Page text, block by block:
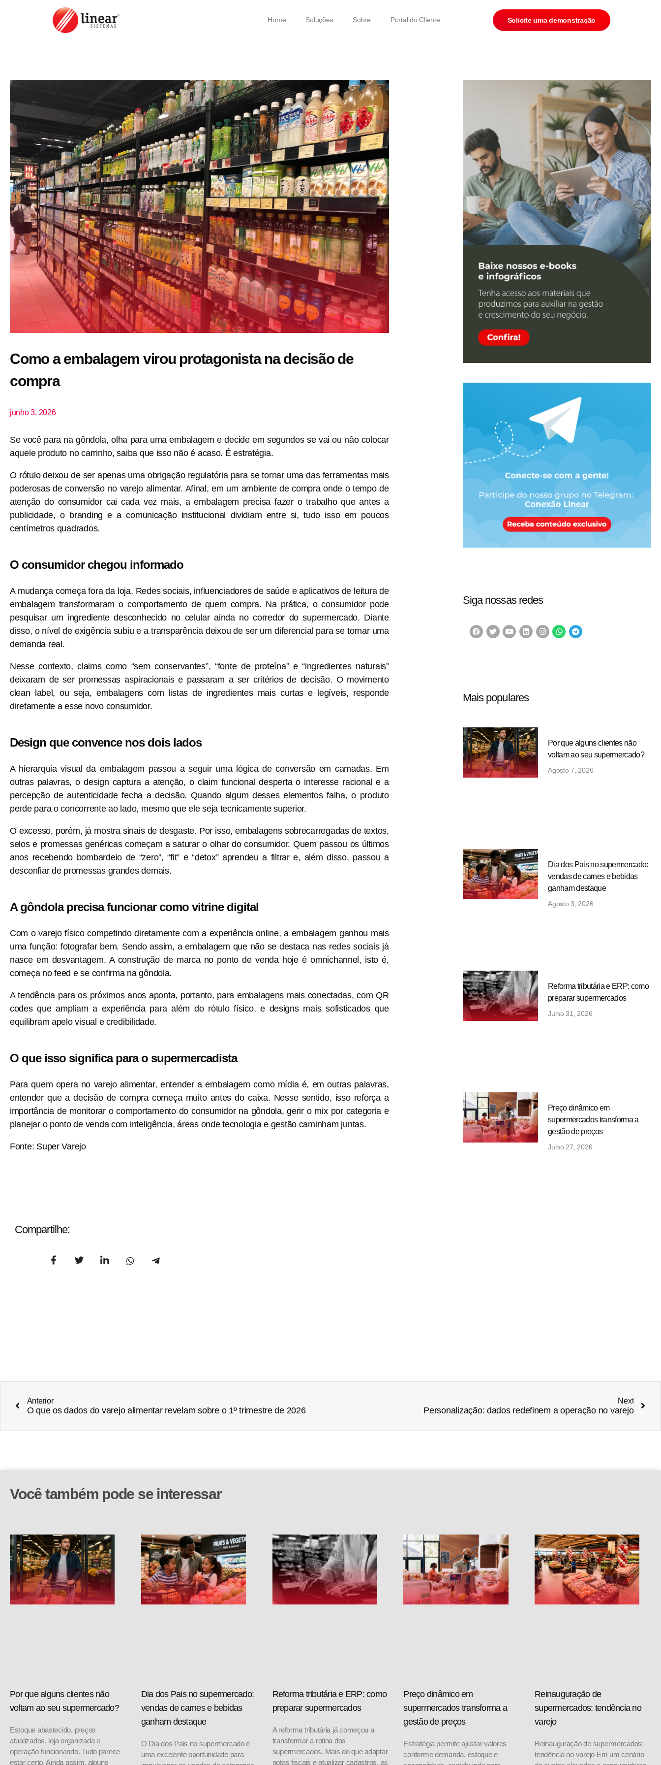
Home Soluções Sobre Portal do Cliente Solicite uma demonstração
Como a embalagem virou protagonista na decisão de
compra
junho 3, 2026
Se você para na gôndola, olha para uma embalagem e decide em segundos se vai ou não colocar
aquele produto no carrinho, saiba que isso não é acaso. É estratégia.
O rótulo deixou de ser apenas uma obrigação regulatória para se tornar uma das ferramentas mais
poderosas de conversão no varejo alimentar. Afinal, em um ambiente de compra onde o tempo de
atenção do consumidor cai cada vez mais, a embalagem precisa fazer o trabalho que antes a
publicidade, o branding e a comunicação institucional dividiam entre si, tudo isso em poucos
centímetros quadrados.
O consumidor chegou informado
A mudança começa fora da loja. Redes sociais, influenciadores de saúde e aplicativos de leitura de
embalagem transformaram o comportamento de quem compra. Na prática, o consumidor pode
pesquisar um ingrediente desconhecido no celular ainda no corredor do supermercado. Diante
disso, o nível de exigência subiu e a transparência deixou de ser um diferencial para se tornar uma
demanda real.
Nesse contexto, claims como “sem conservantes”, “fonte de proteína” e “ingredientes naturais”
deixaram de ser promessas aspiracionais e passaram a ser critérios de decisão. O movimento
clean label, ou seja, embalagens com listas de ingredientes mais curtas e legíveis, responde
diretamente a esse novo consumidor.
Design que convence nos dois lados
A hierarquia visual da embalagem passou a seguir uma lógica de conversão em camadas. Em
outras palavras, o design captura a atenção, o claim funcional desperta o interesse racional e a
percepção de autenticidade fecha a decisão. Quando algum desses elementos falha, o produto
perde para o concorrente ao lado, mesmo que ele seja tecnicamente superior.
O excesso, porém, já mostra sinais de desgaste. Por isso, embalagens sobrecarregadas de textos,
selos e promessas genéricas começam a saturar o olhar do consumidor. Quem passou os últimos
anos recebendo bombardeio de “zero”, “fit” e “detox” aprendeu a filtrar e, além disso, passou a
desconfiar de promessas grandes demais.
A gôndola precisa funcionar como vitrine digital
Com o varejo físico competindo diretamente com a experiência online, a embalagem ganhou mais
uma função: fotografar bem. Sendo assim, a embalagem que não se destaca nas redes sociais já
nasce em desvantagem. A construção de marca no ponto de venda hoje é omnichannel, isto é,
começa no feed e se confirma na gôndola.
A tendência para os próximos anos aponta, portanto, para embalagens mais conectadas, com QR
codes que ampliam a experiência para além do rótulo físico, e designs mais sofisticados que
equilibram apelo visual e credibilidade.
O que isso significa para o supermercadista
Para quem opera no varejo alimentar, entender a embalagem como mídia é, em outras palavras,
entender que a decisão de compra começa muito antes do caixa. Nesse sentido, isso reforça a
importância de monitorar o comportamento do consumidor na gôndola, gerir o mix por categoria e
planejar o ponto de venda com inteligência, áreas onde tecnologia e gestão caminham juntas.
Fonte: Super Varejo
Compartilhe:
Siga nossas redes
Mais populares
Por que alguns clientes não
voltam ao seu supermercado?
Agosto 7, 2026
Dia dos Pais no supermercado:
vendas de carnes e bebidas
ganham destaque
Agosto 3, 2026
Reforma tributária e ERP: como
preparar supermercados
Julho 31, 2026
Preço dinâmico em
supermercados transforma a
gestão de preços
Julho 27, 2026
Anterior
O que os dados do varejo alimentar revelam sobre o 1º trimestre de 2026
Next
Personalização: dados redefinem a operação no varejo
Você também pode se interessar
Por que alguns clientes não
voltam ao seu supermercado?
Estoque abastecido, preços
atualizados, loja organizada e
operação funcionando. Tudo parece
estar certo. Ainda assim, alguns
Dia dos Pais no supermercado:
vendas de carnes e bebidas
ganham destaque
O Dia dos Pais no supermercado é
uma excelente oportunidade para
Reforma tributária e ERP: como
preparar supermercados
A reforma tributária já começou a
transformar a rotina dos
supermercados. Mais do que adaptar
notas fiscais e atualizar cadastros, as
Preço dinâmico em
supermercados transforma a
gestão de preços
Estratégia permite ajustar valores
conforme demanda, estoque e
Reinauguração de
supermercados: tendência no
varejo
Reinauguração de supermercados:
tendência no varejo Em um cenário